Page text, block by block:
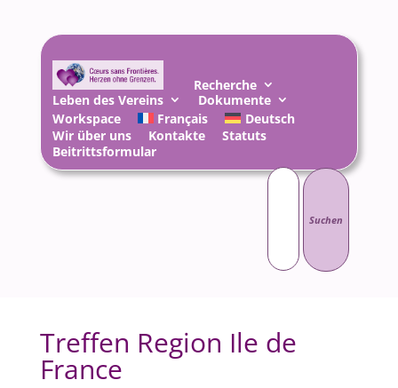
Recherche
Leben des Vereins
Dokumente
Workspace
Français
Deutsch
Wir über uns
Kontakte
Statuts
Beitrittsformular
Suchen
nach:
Treffen Region Ile de
France